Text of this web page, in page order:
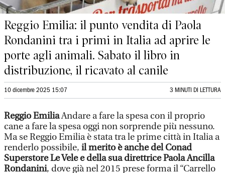
Reggio Emilia: il punto vendita di Paola
Rondanini tra i primi in Italia ad aprire le
porte agli animali. Sabato il libro in
distribuzione, il ricavato al canile
10 dicembre 2025 15:07 3 MINUTI DI LETTURA
Reggio EmiliaAndare a fare la spesa con il proprio
cane a fare la spesa oggi non sorprende più nessuno.
Ma se Reggio Emilia è stata tra le prime città in Italia a
renderlo possibile, il merito è anche del Conad
Superstore Le Vele e della sua direttrice Paola Ancilla
Rondanini, dove già nel 2015 prese forma il “Carrello